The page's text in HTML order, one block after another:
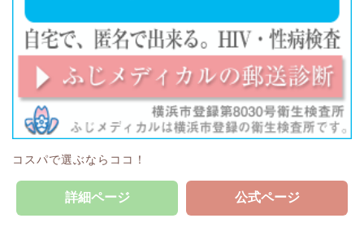
コスパで選ぶならココ！
詳細ページ 公式ページ